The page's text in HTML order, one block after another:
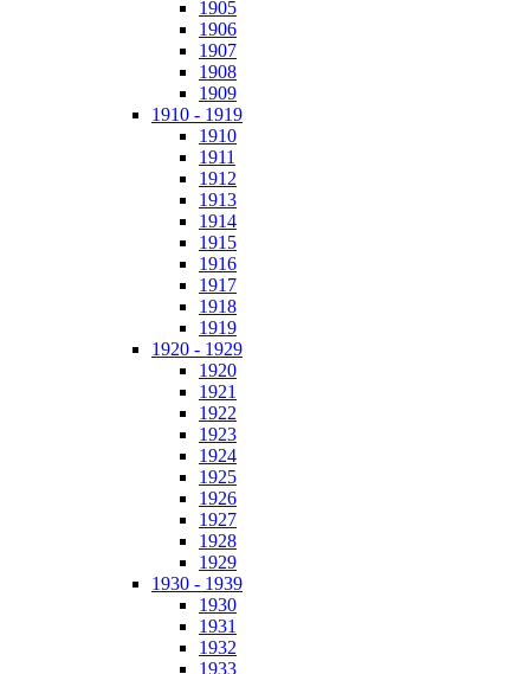
1905
1906
1907
1908
1909
1910 - 1919
1910
1911
1912
1913
1914
1915
1916
1917
1918
1919
1920 - 1929
1920
1921
1922
1923
1924
1925
1926
1927
1928
1929
1930 - 1939
1930
1931
1932
1933